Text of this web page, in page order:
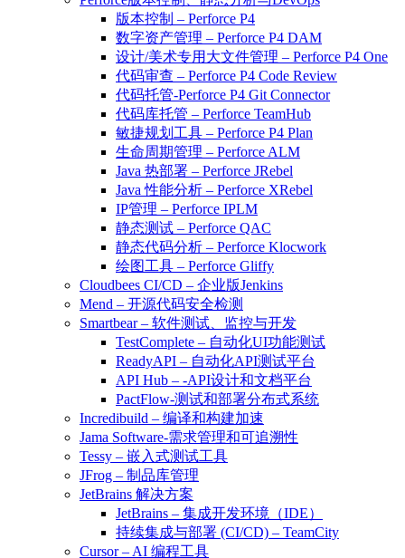
版本控制 – Perforce P4
数字资产管理 – Perforce P4 DAM
设计/美术专用大文件管理 – Perforce P4 One
代码审查 – Perforce P4 Code Review
代码托管-Perforce P4 Git Connector
代码库托管 – Perforce TeamHub
敏捷规划工具 – Perforce P4 Plan
生命周期管理 – Perforce ALM
Java 热部署 – Perforce JRebel
Java 性能分析 – Perforce XRebel
IP管理 – Perforce IPLM
静态测试 – Perforce QAC
静态代码分析 – Perforce Klocwork
绘图工具 – Perforce Gliffy
Cloudbees CI/CD – 企业版Jenkins
Mend – 开源代码安全检测
Smartbear – 软件测试、监控与开发
TestComplete – 自动化UI功能测试
ReadyAPI – 自动化API测试平台
API Hub – -API设计和文档平台
PactFlow-测试和部署分布式系统
Incredibuild – 编译和构建加速
Jama Software-需求管理和可追溯性
Tessy – 嵌入式测试工具
JFrog – 制品库管理
JetBrains 解决方案
JetBrains – 集成开发环境（IDE）
持续集成与部署 (CI/CD) – TeamCity
Cursor – AI 编程工具